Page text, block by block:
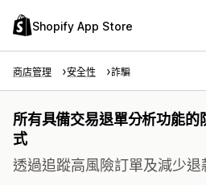
Shopify App Store
商店管理 安全性 詐騙
所有具備交易退單分析功能的
式
透過追蹤高風險訂單及減少退